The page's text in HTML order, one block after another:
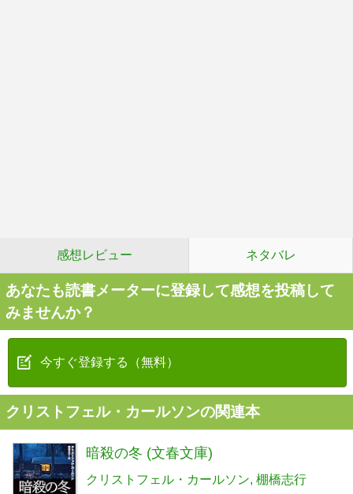
感想レビュー ネタバレ
あなたも読書メーターに登録して感想を投稿して
みませんか？
今すぐ登録する（無料）
クリストフェル・カールソンの関連本
暗殺の冬 (文春文庫)
クリストフェル・カールソン 棚橋志行